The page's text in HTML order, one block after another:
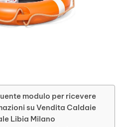
modulo per ricevere
su Vendita Caldaie
Libia Milano